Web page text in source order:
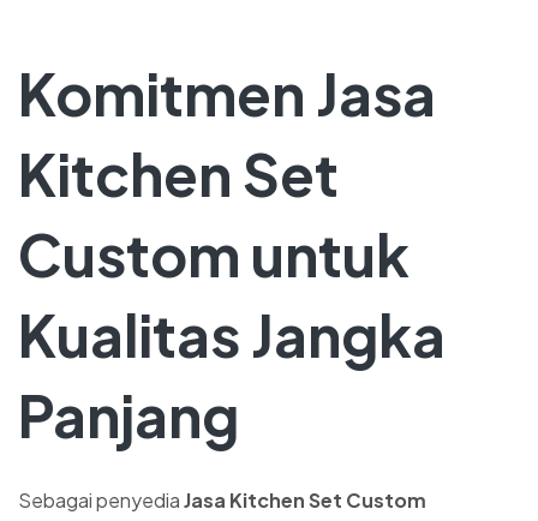
Komitmen Jasa
Kitchen Set
Custom untuk
Kualitas Jangka
Panjang
Sebagai penyediaJasa Kitchen Set Custom